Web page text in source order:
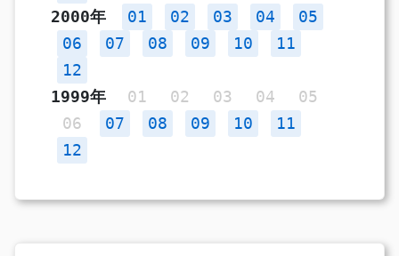
2000年
01 02 03 04
05
06
07 08 09 10
11
12
1999年
01 02 03 04
05
06
07 08 09 10
11
12